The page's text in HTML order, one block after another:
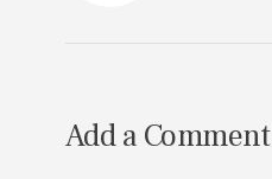
Add a Comment